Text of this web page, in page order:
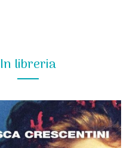
In libreria